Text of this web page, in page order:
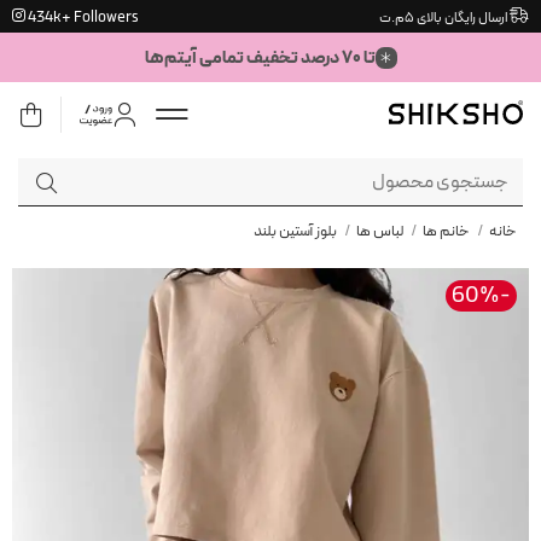
Skip
content
ارسال رایگان بالای ۵م.ت 434k+ Followers
تا ۷۰ درصد تخفیف تمامی آیتم‌ها
جستجو
برای:
خانه / خانم ها / لباس ها / بلوز آستین بلند
-60%